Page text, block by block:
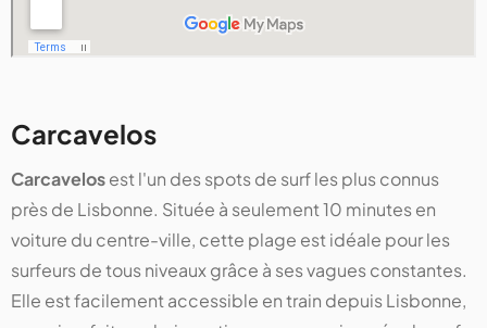
Carcavelos
Carcavelosest l'un des spots de surf les plus connus
près de Lisbonne. Située à seulement 10 minutes en
voiture du centre-ville, cette plage est idéale pour les
surfeurs de tous niveaux grâce à ses vagues constantes.
Elle est facilement accessible en train depuis Lisbonne,